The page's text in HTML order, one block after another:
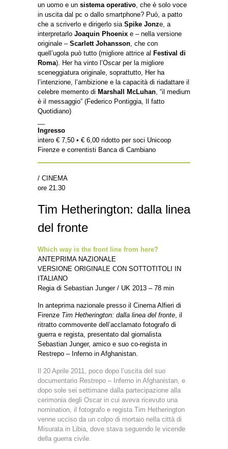
un uomo e un sistema operativo , che è solo voce
in uscita dal pc o dallo smartphone? Può, a patto
che a scriverlo e dirigerlo sia Spike Jonze, a
interpretarlo Joaquin Phoenix e – nella versione
originale – Scarlett Johansson , che con
quell’ugola può tutto (migliore attrice al Festival di
Roma). Her ha vinto l’Oscar per la migliore
sceneggiatura originale, soprattutto, Her ha
l’intenzione, l’ambizione e la capacità di riadattare il
celebre memento di Marshall McLuhan , “il medium
è il messaggio” (Federico Pontiggia, Il fatto
Quotidiano)
Ingresso
intero € 7,50 • € 6,00 ridotto per soci Unicoop
Firenze e correntisti Banca di Cambiano
/ CINEMA
ore 21.30
Tim Hetherington: dalla linea
del fronte
Which way is the front line from here?
ANTEPRIMA NAZIONALE
VERSIONE ORIGINALE CON SOTTOTITOLI IN
ITALIANO
Regia di Sebastian Junger / UK 2013 – 78 min
In anteprima nazionale presso il Cinema Alfieri di
Firenze Tim Hetherington: dalla linea del fronte , il
ritratto commovente dell’acclamato fotografo di
guerra e regista, presentato dal giornalista
Sebastian Junger, amico e suo co-regista in
Restrepo – Inferno in Afghanistan.
Il 20 Aprile 2011, poco dopo l’uscita del suo
documentario Restrepo – Inferno in Afghanistan, e
dopo sole sei settimane dalla partecipazione alla
cerimonia degli Oscar in cui aveva ricevuto una
nomination, il fotografo e regista Tim Hetherington
venne ucciso da un colpo di mortaio nella città di
Misurata in Libia, dove stava seguendo le vicende
della guerra civile.